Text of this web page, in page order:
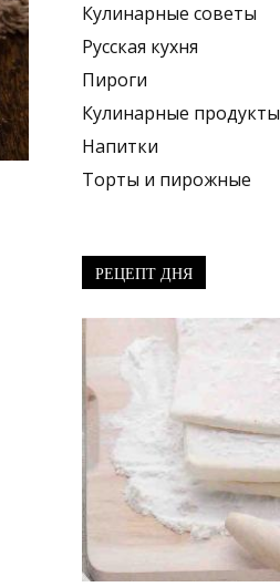
Кулинарные советы
Русская кухня
Пироги
Кулинарные продукты
Напитки
Торты и пирожные
РЕЦЕПТ ДНЯ